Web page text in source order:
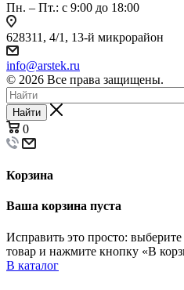
Пн. – Пт.: с 9:00 до 18:00
628311, 4/1, 13-й микрорайон
info@arstek.ru
© 2026 Все права защищены.
Найти
0
Корзина
Ваша корзина пуста
Исправить это просто:
товар и нажмите кнопку «В
В каталог